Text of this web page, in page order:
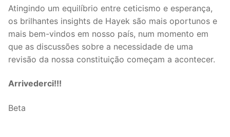
Atingindo um equilíbrio entre ceticismo e esperança,
os brilhantes insights de Hayek são mais oportunos e
mais bem-vindos em nosso país, num momento em
que as discussões sobre a necessidade de uma
revisão da nossa constituição começam a acontecer.
Arrivederci!!!
Beta